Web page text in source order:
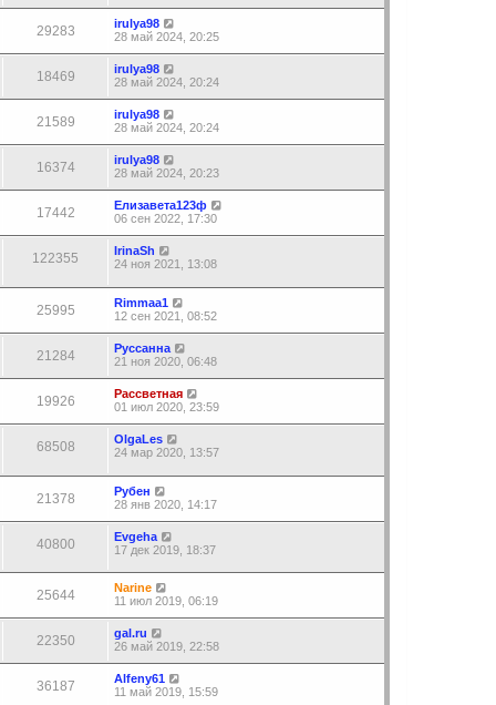
29283
irulya98
28 май 2024, 20:25
18469
irulya98
28 май 2024, 20:24
21589
irulya98
28 май 2024, 20:24
16374
irulya98
28 май 2024, 20:23
17442
Елизавета123ф
06 сен 2022, 17:30
122355
IrinaSh
24 ноя 2021, 13:08
25995
Rimmaa1
12 сен 2021, 08:52
21284
Руссанна
21 ноя 2020, 06:48
19926
Рассветная
01 июл 2020, 23:59
68508
OlgaLes
24 мар 2020, 13:57
21378
Рубен
28 янв 2020, 14:17
40800
Еvgeha
17 дек 2019, 18:37
25644
Narine
11 июл 2019, 06:19
22350
gal.ru
26 май 2019, 22:58
36187
Alfeny61
11 май 2019, 15:59